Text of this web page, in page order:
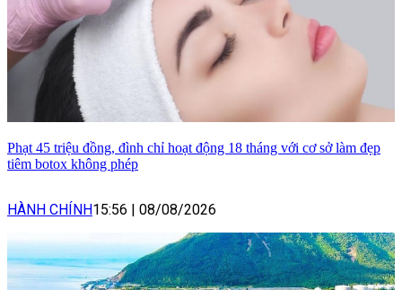
Phạt 45 triệu đồng, đình chỉ hoạt động 18 tháng với cơ sở làm đẹp
tiêm botox không phép
HÀNH CHÍNH15:56 | 08/08/2026